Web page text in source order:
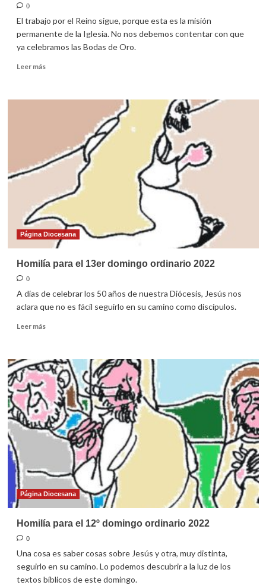
0
El trabajo por el Reino sigue, porque esta es la misión
permanente de la Iglesia. No nos debemos contentar con que
ya celebramos las Bodas de Oro.
Leer másLeer
Homilía
ordinario
2022
Página Diocesana
Homilía para el 13er domingo ordinario 2022
0
A días de celebrar los 50 años de nuestra Diócesis, Jesús nos
aclara que no es fácil seguirlo en su camino como discípulos.
Leer másLeer
Homilía
para
el
13er
domingo
ordinario
2022
Página Diocesana
Homilía para el 12º domingo ordinario 2022
0
Una cosa es saber cosas sobre Jesús y otra, muy distinta,
seguirlo en su camino. Lo podemos descubrir a la luz de los
textos bíblicos de este domingo.